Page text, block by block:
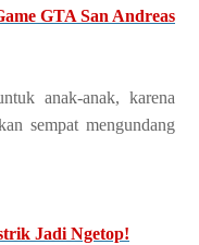
GTA San Andreas
anak-anak, karena
sempat mengundang
Jadi Ngetop!